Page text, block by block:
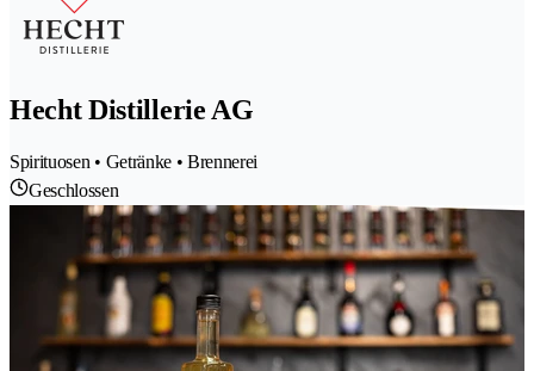
Hecht Distillerie AG
Spirituosen • Getränke • Brennerei
Geschlossen